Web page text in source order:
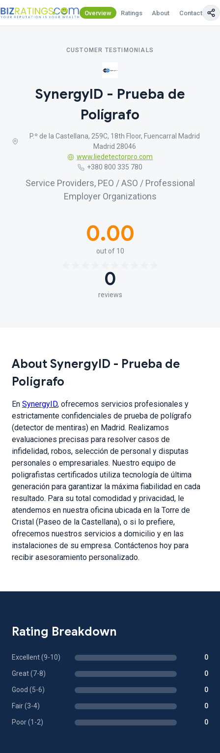
Overview Ratings About Contact Us
CUSTOMER TESTIMONIALS
SynergyID - Prueba de
Polígrafo
P.º de la Castellana, 259C, 18th Floor, Fuencarral Madrid
Madrid 28046
www.liedetectorpro.com
+380 800 335 780
Service Providers, PEO / ASO / Professional
Employer Organizations
0.00
out of 10
0
reviews
About SynergyID - Prueba de
Polígrafo
En SynergyID, ofrecemos servicios profesionales y
estrictamente confidenciales de prueba de polígrafo
(detector de mentiras) en Madrid. Realizamos
evaluaciones precisas para resolver casos de
infidelidad, robos, selección de personal y disputas
personales o empresariales. Nuestro equipo de
poligrafistas certificados utiliza tecnología de última
generación para garantizar la máxima fiabilidad en cada
resultado. Para su total comodidad y privacidad, le
atendemos en nuestra oficina ubicada en la Torre de
Cristal (Paseo de la Castellana), o si lo prefiere,
ofrecemos nuestros servicios a domicilio y en las
instalaciones de su empresa. Contáctenos hoy para
recibir asesoramiento personalizado.
Rating Breakdown
Excellent (9-10) 0
Great (7-8) 0
Good (5-6) 0
Fair (3-4) 0
Poor (1-2) 0